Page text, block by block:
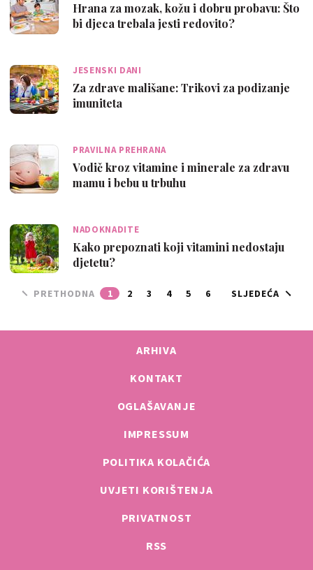
Hrana za mozak, kožu i dobru probavu: Što
bi djeca trebala jesti redovito?
JESENSKI DANI
Za zdrave mališane: Trikovi za podizanje
imuniteta
PRAVILNA PREHRANA
Vodič kroz vitamine i minerale za zdravu
mamu i bebu u trbuhu
NADOKNADITE
Kako prepoznati koji vitamini nedostaju
djetetu?
PRETHODNA 1 2 3 4 5 6 SLJEDEĆA
ARHIVA
KONTAKT
OGLAŠAVANJE
IMPRESSUM
POLITIKA KOLAČIĆA
UVJETI KORIŠTENJA
PRIVATNOST
RSS